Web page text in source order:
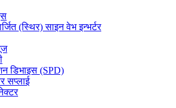
(स्थिर) साइन वेभ इन्भर्टर
डिभाइस (SPD)
सप्लाई